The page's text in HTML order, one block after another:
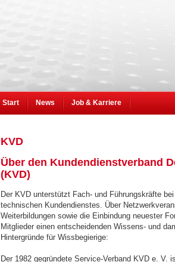
Start News Job & Karriere
KVD
Über den Kundendienstverband
(KVD)
Der KVD unterstützt Fach- und Führungskräfte
technischen Kundendienstes. Über
Weiterbildungen sowie die Einbindung neuester
Mitglieder einen entscheidenden Wissens- und
Hintergründe für Wissbegierige:
Der 1982 gegründete Service-Verband KVD e. V.